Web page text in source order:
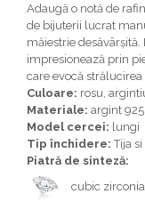
Adaugă o notă de
de bijuterii lucrat
măiestrie desăvârșită.
impresionează prin
care evocă strălucirea
Culoare: rosu,
Materiale: argint 925
Model cercei: lungi
Tip închidere:Tija
Piatră de sinteză:
cubic zirconia